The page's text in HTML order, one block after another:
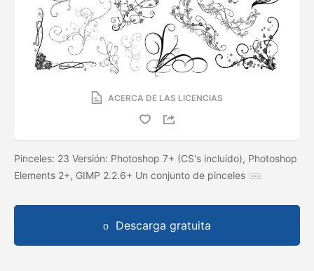
ACERCA DE LAS LICENCIAS
Pinceles: 23 Versión: Photoshop 7+ (CS's incluido), Photoshop
Elements 2+, GIMP 2.2.6+ Un conjunto de pinceles
Descarga gratuita